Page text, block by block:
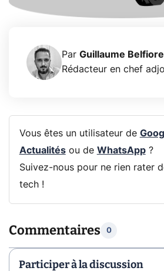
Par Guillaume Belfiore
Rédacteur en chef
Vous êtes un utilisateur de
Actualitésou de WhatsApp?
Suivez-nous pour ne rien rater
tech !
Commentaires 0
Participer à la discussion